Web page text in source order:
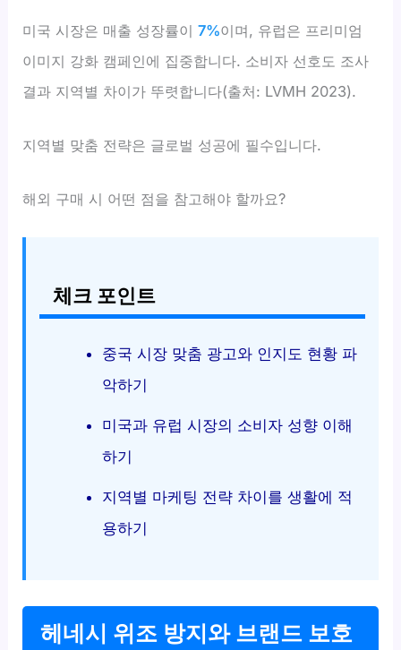
미국 시장은 매출 성장률이7%이며, 유럽은 프리미엄
이미지 강화 캠페인에 집중합니다. 소비자 선호도 조사
결과 지역별 차이가 뚜렷합니다(출처: LVMH 2023).
지역별 맞춤 전략은 글로벌 성공에 필수입니다.
해외 구매 시 어떤 점을 참고해야 할까요?
체크 포인트
중국 시장 맞춤 광고와 인지도 현황 파
악하기
미국과 유럽 시장의 소비자 성향 이해
하기
지역별 마케팅 전략 차이를 생활에 적
용하기
헤네시 위조 방지와 브랜드 보호